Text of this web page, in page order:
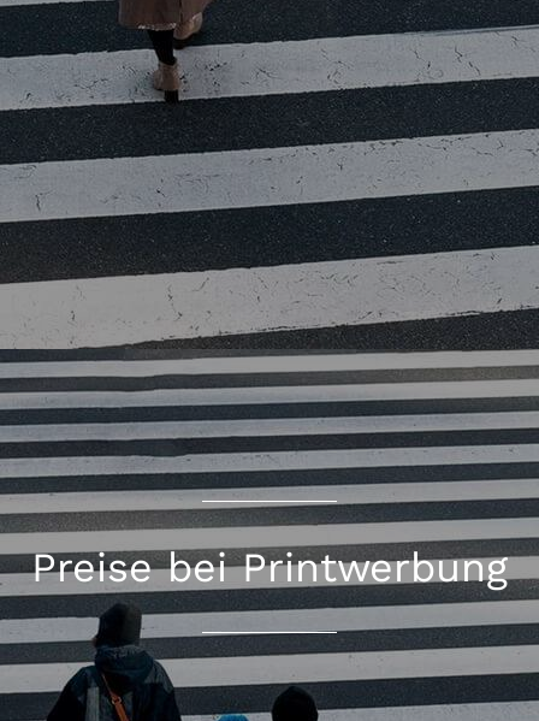
Preise bei Printwerbung